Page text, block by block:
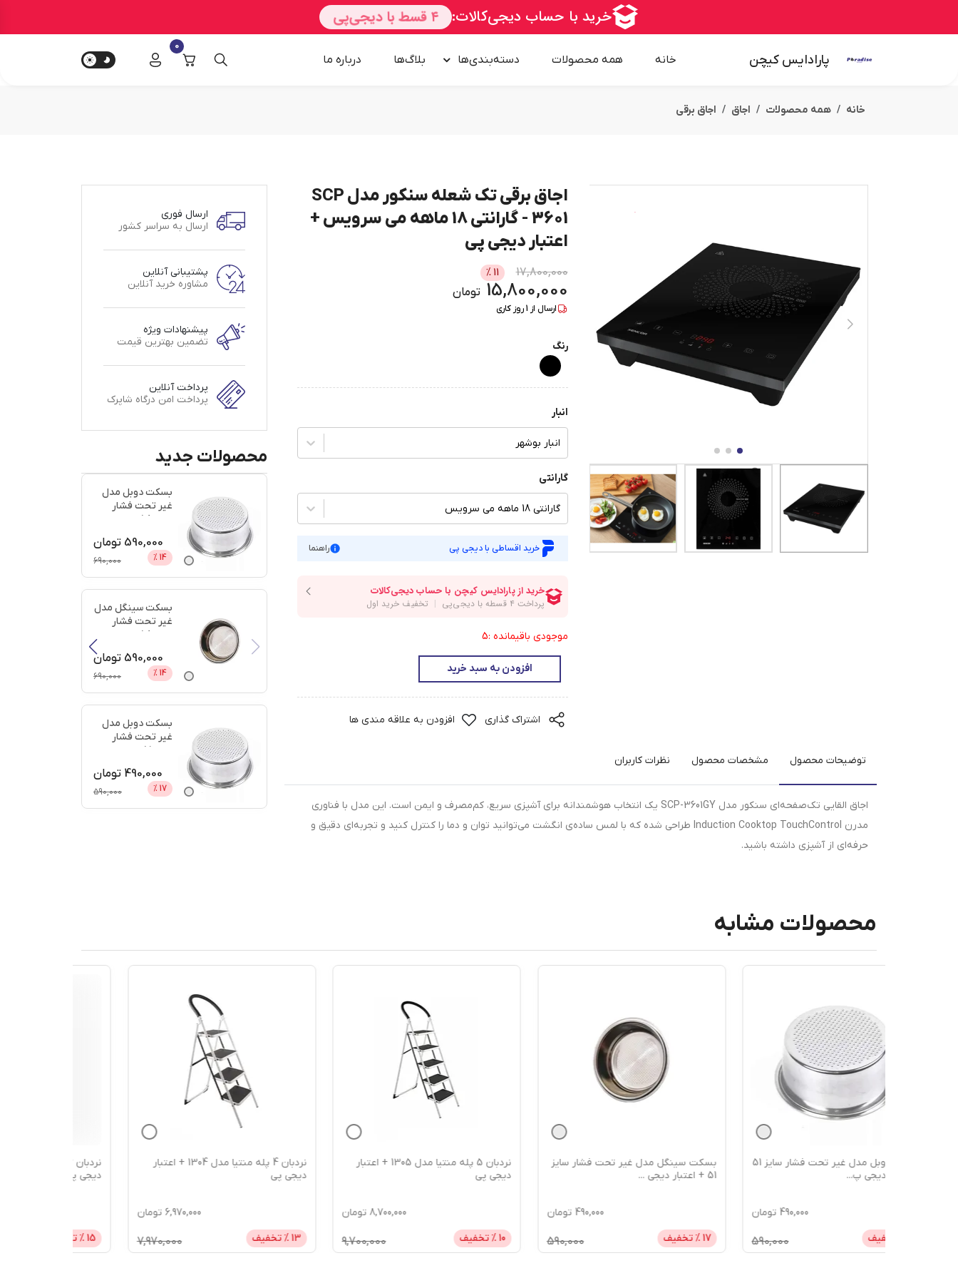
پارادایس کیچن خانه همه محصولات دسته‌بندی‌ها بلاگ‌ها درباره‌ ما
0
خانه همه محصولات اجاق اجاق برقی
اجاق برقی تک شعله سنکور مدل SCP
3601 - گارانتی 18 ماهه می سرویس +
اعتبار دیجی پی
17,800,000
11
%
15,800,000 تومان
ارسال از 1روز کاری
رنگ
انبار
انبار بوشهر
گارانتی
گارانتی 18 ماهه می سرویس
خرید اقساطی با دیجی پی راهنما
موجودی باقیمانده :5
افزودن به سبد خرید
اشتراک گذاری افزودن به علاقه مندی ها
توضیحات محصول مشخصات محصول نظرات کاربران
اجاق القایی تک‌صفحه‌ای سنکور مدل SCP-3601GY یک انتخاب هوشمندانه برای آشپزی سریع، کم‌مصرف و ایمن است. این مدل با فناوری
مدرن Induction Cooktop TouchControl طراحی شده که با لمس ساده‌ی انگشت می‌توانید توان و دما را کنترل کنید و تجربه‌ای دقیق و
حرفه‌ای از آشپزی داشته باشید.
ارسال فوری
ارسال به سراسر کشور
پشتیبانی آنلاین
مشاوره خرید آنلاین
پیشنهادات ویژه
تضمین بهترین قیمت
پرداخت آنلاین
پرداخت امن درگاه شاپرک
محصولات جدید
بسکت دوبل مدل
غیر تحت فشار
590,000 تومان
14
%
690,000
بسکت سینگل مدل
غیر تحت فشار
590,000 تومان
14
%
690,000
بسکت دوبل مدل
غیر تحت فشار
490,000 تومان
17
%
590,000
محصولات مشابه
بسکت سینگل مدل غیر تحت فشار سایز
51 + اعتبار دیجی
490,000
17
590,000
دیجی پی
8,700,000
10% تخفیف 9,700,000
6,970,000
13
7,970,000
5,700,000
15
6,700,000